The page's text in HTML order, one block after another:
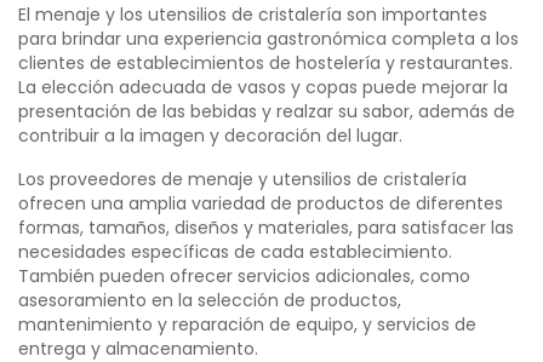
El menaje y los utensilios de cristalería son importantes
para brindar una experiencia gastronómica completa a los
clientes de establecimientos de hostelería y restaurantes.
La elección adecuada de vasos y copas puede mejorar la
presentación de las bebidas y realzar su sabor, además de
contribuir a la imagen y decoración del lugar.
Los proveedores de menaje y utensilios de cristalería
ofrecen una amplia variedad de productos de diferentes
formas, tamaños, diseños y materiales, para satisfacer las
necesidades específicas de cada establecimiento.
También pueden ofrecer servicios adicionales, como
asesoramiento en la selección de productos,
mantenimiento y reparación de equipo, y servicios de
entrega y almacenamiento.